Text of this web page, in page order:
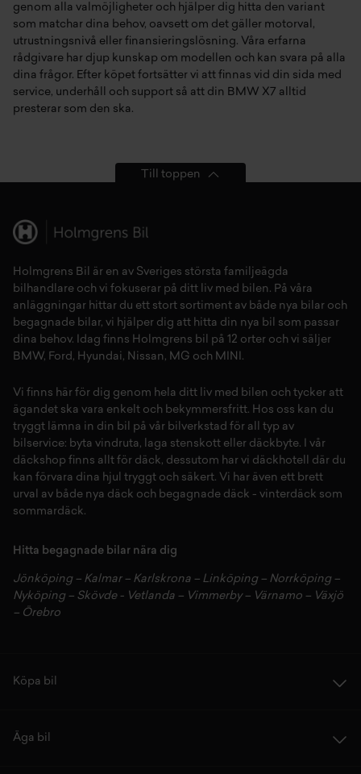
genom alla valmöjligheter och hjälper dig hitta den variant
som matchar dina behov, oavsett om det gäller motorval,
utrustningsnivå eller finansieringslösning. Våra erfarna
rådgivare har djup kunskap om modellen och kan svara på alla
dina frågor. Efter köpet fortsätter vi att finnas vid din sida med
service, underhåll och support så att din BMW X7 alltid
presterar som den ska.
Till toppen
Holmgrens Bil är en av Sveriges största familjeägda
bilhandlare och vi fokuserar på ditt liv med bilen. På våra
anläggningar hittar du ett stort sortiment av både nya bilar och
begagnade bilar, vi hjälper dig att hitta din nya bil som passar
dina behov. Idag finns Holmgrens bil på 12 orter och vi säljer
BMW, Ford, Hyundai, Nissan , MG och MINI.
Vi finns här för dig genom hela ditt liv med bilen och tycker att
ägandet ska vara enkelt och bekymmersfritt. Hos oss kan du
tryggt lämna in din bil på vår bilverkstad för all typ av
bilservice: byta vindruta, laga stenskott eller däckbyte. I vår
däckshop finns allt för däck, dessutom har vi däckhotell där du
kan förvara dina hjul tryggt och säkert. Vi har även ett brett
urval av både nya däck och begagnade däck - vinterdäck som
sommardäck.
Hitta begagnade bilar nära dig
Jönköping– Kalmar – Karlskrona – Linköping– Norrköping–
Nyköping– Skövde- Vetlanda – Vimmerby– Värnamo – Växjö
– Örebro
Köpa bil
Äga bil